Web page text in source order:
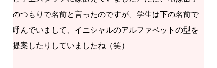
のつもりで名前と言ったのですが、学生は下の名前で
呼んでいまして、イニシャルのアルファベットの型を
提案したりしていましたね（笑）